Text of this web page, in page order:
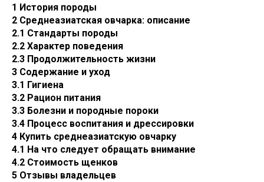
1 История породы
2 Среднеазиатская овчарка: описание
2.1 Стандарты породы
2.2 Характер поведения
2.3 Продолжительность жизни
3 Содержание и уход
3.1 Гигиена
3.2 Рацион питания
3.3 Болезни и породные пороки
3.4 Процесс воспитания и дрессировки
4 Купить среднеазиатскую овчарку
4.1 На что следует обращать внимание
4.2 Стоимость щенков
5 Отзывы владельцев